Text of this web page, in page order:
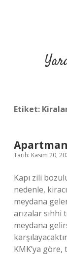
Etiket:
Tarih: Kasım 20,
Kapı zili
nedenle,
meydana
arızalar
meydana
KMK’ya